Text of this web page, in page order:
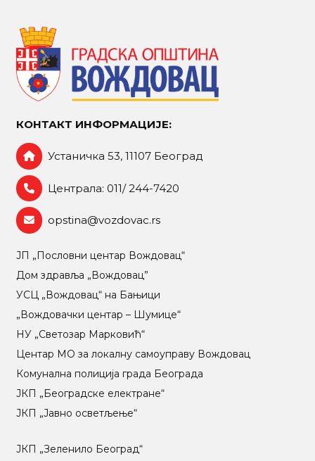
КОНТАКТ ИНФОРМАЦИЈЕ:
Устаничка 53, 11107 Београд
Централа: 011/ 244-7420
opstina@vozdovac.rs
ЈП „Пословни центар Вождовац“
Дом здравља „Вождовац”
УСЦ „Вождовац“ на Бањици
„Вождовачки центар – Шумице“
НУ „Светозар Марковић“
Центар МO за локалну самоуправу Вождовац
Комунална полиција града Београда
ЈКП „Београдске електране“
ЈКП „Јавно осветљење“
ЈКП „Зеленило Београд“